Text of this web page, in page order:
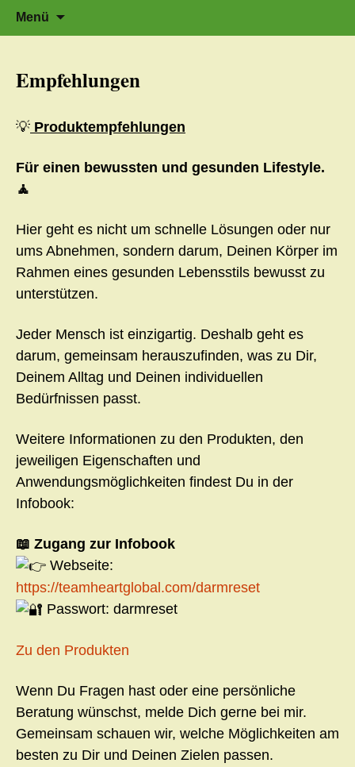
ZumHerzflüstern – Sonja Schwarzmaier –
Herzfluestern.de
Zeit für neue Wege
Menü
nach:
Empfehlungen
💡 Produktempfehlungen
Für einen bewussten und gesunden Lifestyle.
🧘
Hier geht es nicht um schnelle Lösungen oder nur
ums Abnehmen, sondern darum, Deinen Körper im
Rahmen eines gesunden Lebensstils bewusst zu
unterstützen.
Jeder Mensch ist einzigartig. Deshalb geht es
darum, gemeinsam herauszufinden, was zu Dir,
Deinem Alltag und Deinen individuellen
Bedürfnissen passt.
Weitere Informationen zu den Produkten, den
jeweiligen Eigenschaften und
Anwendungsmöglichkeiten findest Du in der
Infobook:
📖 Zugang zur Infobook
Webseite:
https://teamheartglobal.com/darmreset
Passwort: darmreset
Zu den Produkten
Wenn Du Fragen hast oder eine persönliche
Beratung wünschst, melde Dich gerne bei mir.
Gemeinsam schauen wir, welche Möglichkeiten am
besten zu Dir und Deinen Zielen passen.